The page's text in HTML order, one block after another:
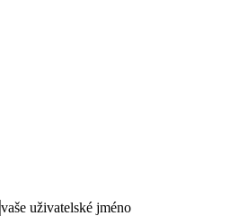
vaše uživatelské jméno